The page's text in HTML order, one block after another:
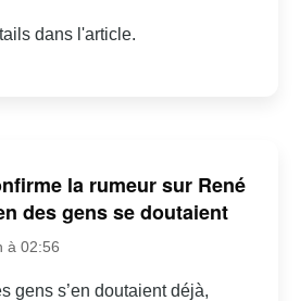
dans l'article.
la rumeur sur René
des gens se doutaient
à 02:56
gens s’en doutaient déjà,